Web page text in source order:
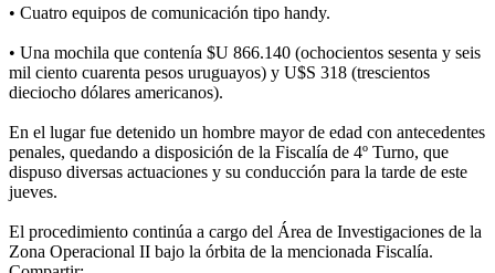
• Cuatro equipos de comunicación tipo handy.
• Una mochila que contenía $U 866.140 (ochocientos sesenta y seis
mil ciento cuarenta pesos uruguayos) y U$S 318 (trescientos
dieciocho dólares americanos).
En el lugar fue detenido un hombre mayor de edad con antecedentes
penales, quedando a disposición de la Fiscalía de 4º Turno, que
dispuso diversas actuaciones y su conducción para la tarde de este
jueves.
El procedimiento continúa a cargo del Área de Investigaciones de la
Zona Operacional II bajo la órbita de la mencionada Fiscalía.